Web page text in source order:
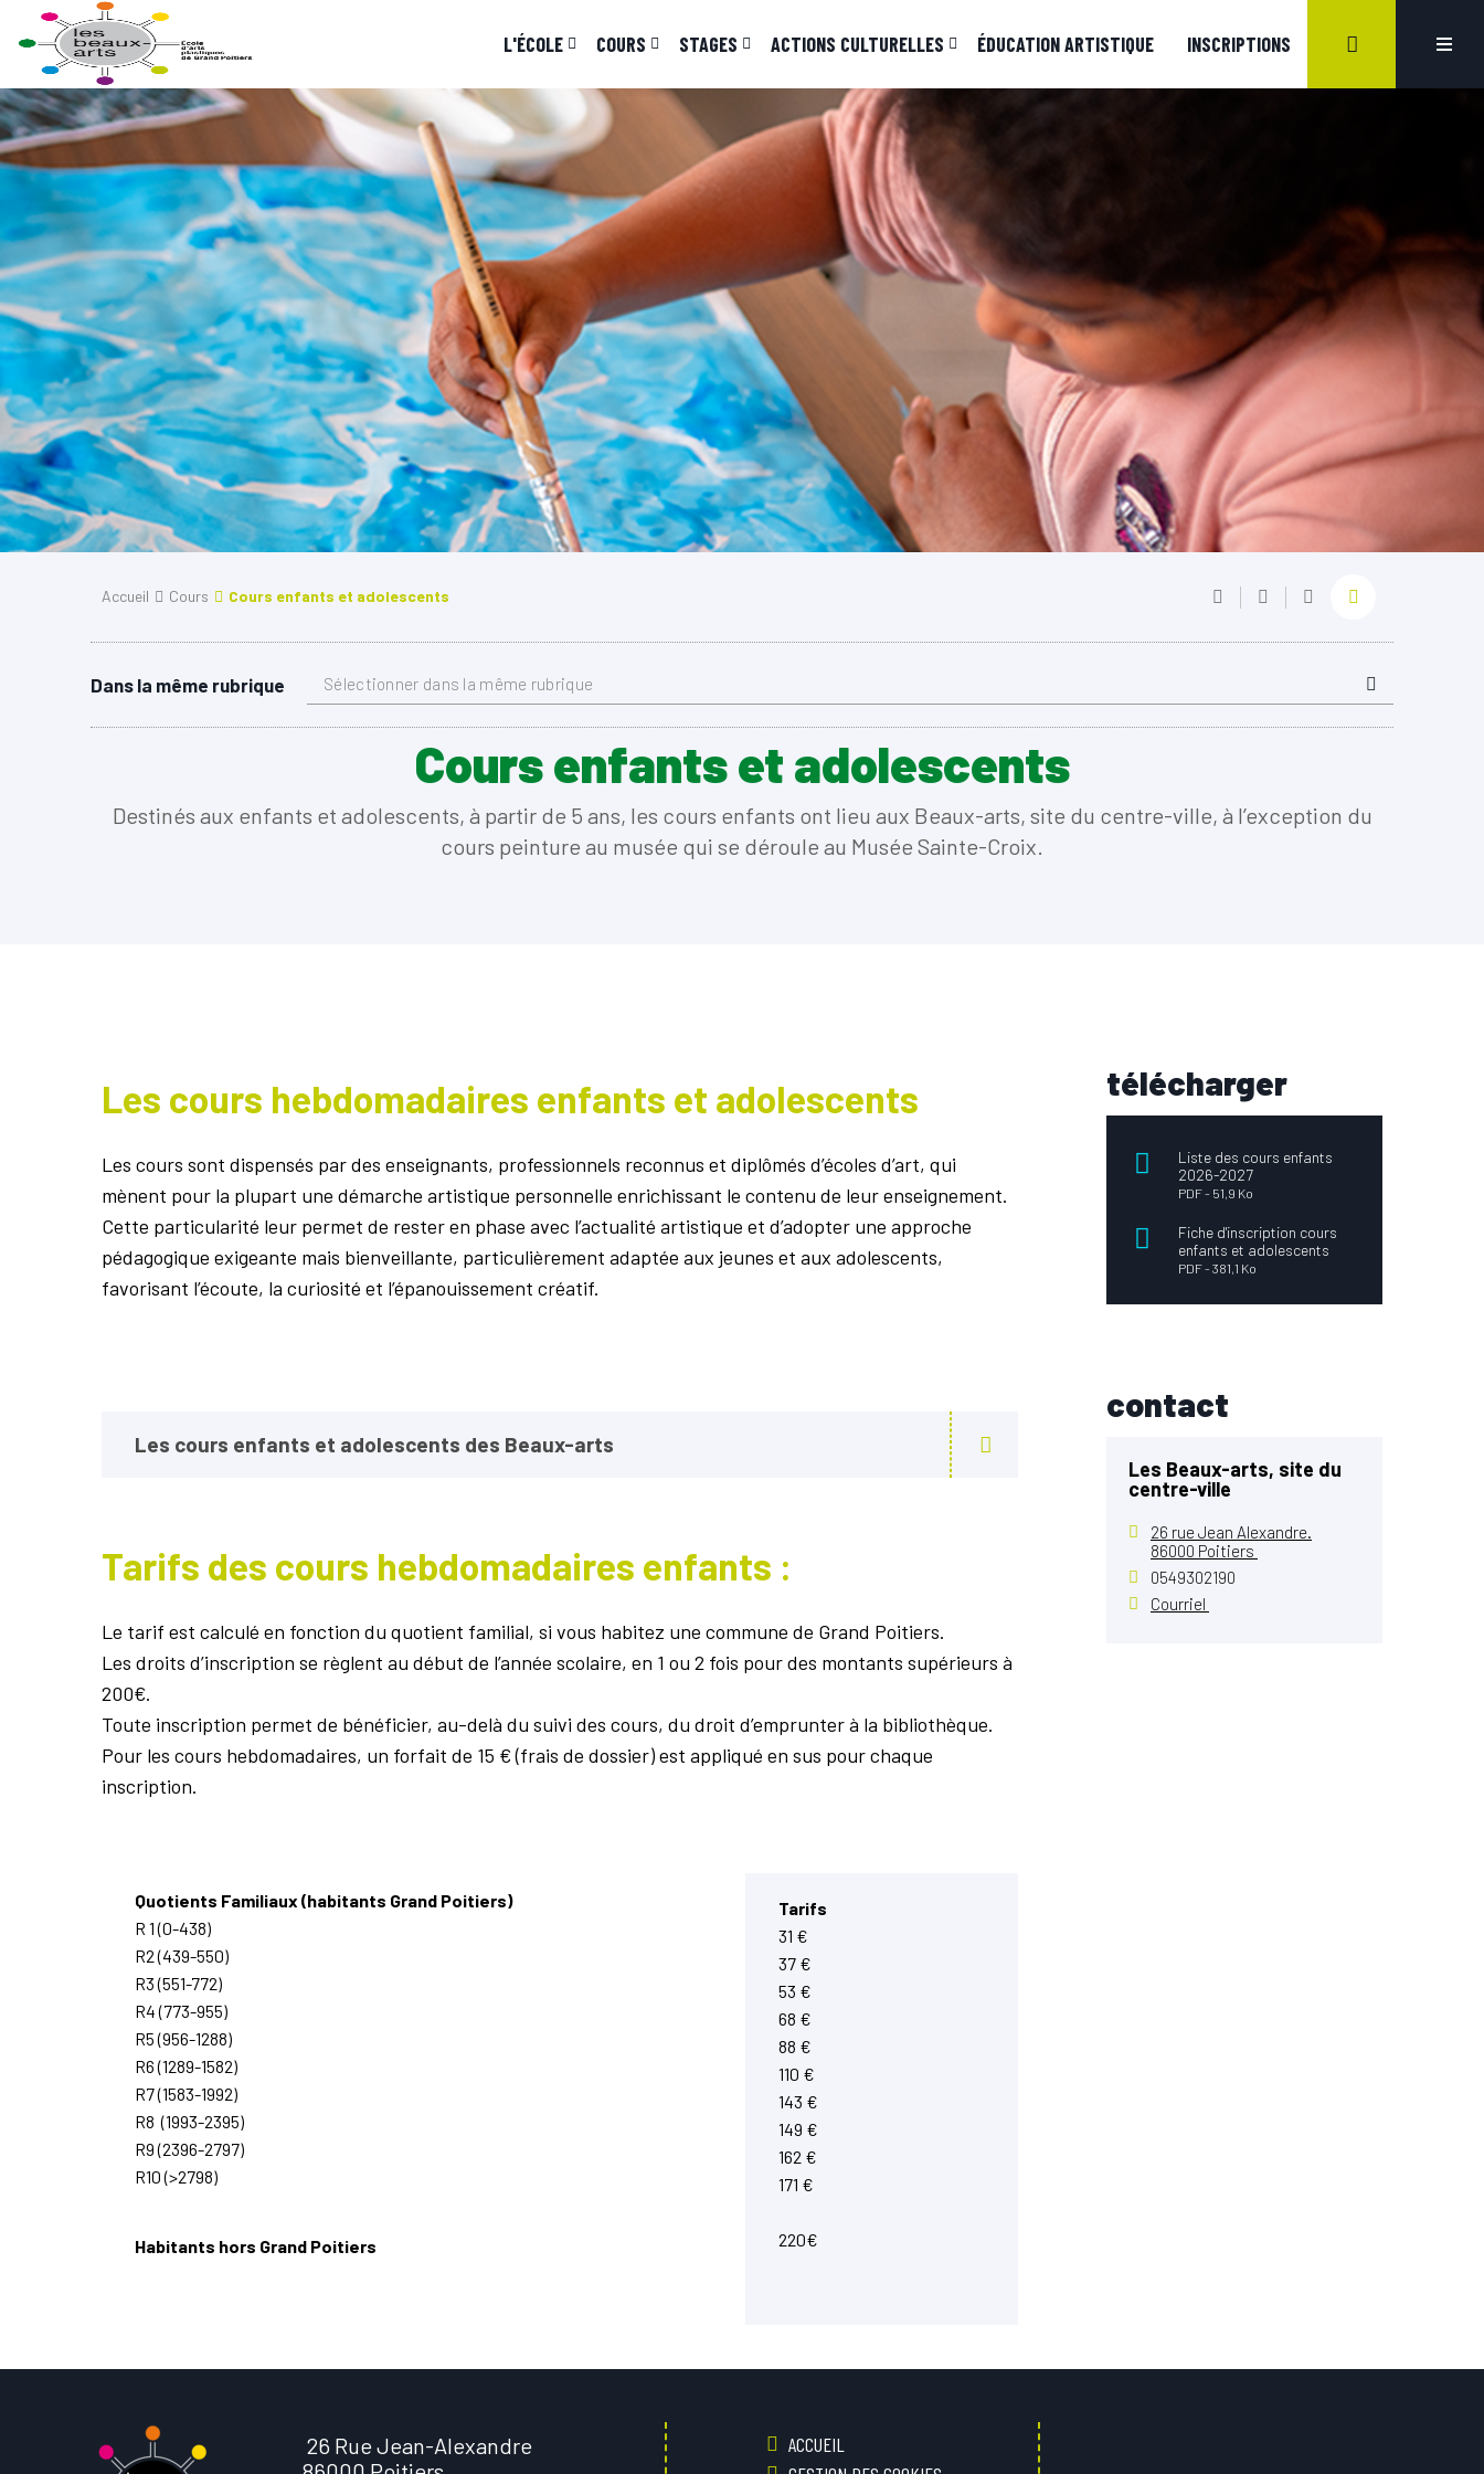
L'ÉCOLE COURS STAGES ACTIONS CULTURELLES ÉDUCATION ARTISTIQUE INSCRIPTIONS
Accueil Cours Cours enfants et adolescents
Dans la même rubrique Sélectionner dans la même rubrique
Cours enfants et adolescents
Destinés aux enfants et adolescents, à partir de 5 ans, les cours enfants ont lieu aux Beaux-arts, site du centre-ville, à l’exception du
cours peinture au musée qui se déroule au Musée Sainte-Croix.
Les cours hebdomadaires enfants et adolescents
Les cours sont dispensés par des enseignants, professionnels reconnus et diplômés d’écoles d’art, qui
mènent pour la plupart une démarche artistique personnelle enrichissant le contenu de leur enseignement.
Cette particularité leur permet de rester en phase avec l’actualité artistique et d’adopter une approche
pédagogique exigeante mais bienveillante, particulièrement adaptée aux jeunes et aux adolescents,
favorisant l’écoute, la curiosité et l’épanouissement créatif.
Les cours enfants et adolescents des Beaux-arts
Tarifs des cours hebdomadaires enfants :
Le tarif est calculé en fonction du quotient familial, si vous habitez une commune de Grand Poitiers.
Les droits d’inscription se règlent au début de l’année scolaire, en 1 ou 2 fois pour des montants supérieurs à
200€.
Toute inscription permet de bénéficier, au-delà du suivi des cours, du droit d’emprunter à la bibliothèque.
Pour les cours hebdomadaires, un forfait de 15 € (frais de dossier) est appliqué en sus pour chaque
inscription.
Quotients Familiaux (habitants Grand Poitiers)
R 1 (0-438)
R2 (439-550)
R3 (551-772)
R4 (773-955)
R5 (956-1288)
R6 (1289-1582)
R7 (1583-1992)
R8 (1993-2395)
R9 (2396-2797)
R10 (>2798)
Habitants hors Grand Poitiers
Tarifs
31 €
37 €
53 €
68 €
88 €
110 €
143 €
149 €
162 €
171 €
220€
télécharger
Liste des cours enfants
2026-2027
PDF 51,9 Ko
Fiche d'inscription cours
enfants et adolescents
PDF 381,1 Ko
contact
Les Beaux-arts, site du
centre-ville
26 rue Jean Alexandre.
86000 Poitiers
0549302190
Courriel
26 Rue Jean-Alexandre
ACCUEIL